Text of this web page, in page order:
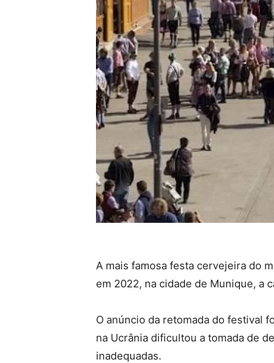
A mais famosa festa cervejeira do
em 2022, na cidade de Munique, a
O anúncio da retomada do festival
na Ucrânia dificultou a tomada de
inadequadas.